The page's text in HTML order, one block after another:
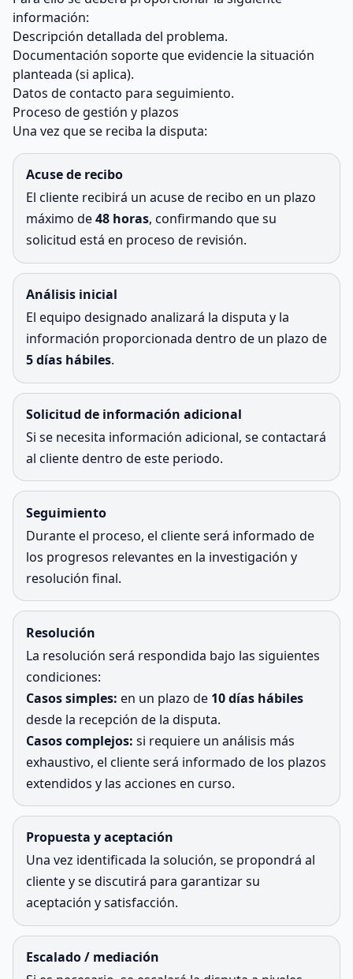
información:
Descripción detallada del problema.
Documentación soporte que evidencie la situación
planteada (si aplica).
Datos de contacto para seguimiento.
Proceso de gestión y plazos
Una vez que se reciba la disputa:
Acuse de recibo
El cliente recibirá un acuse de recibo en un plazo
máximo de48 horas, confirmando que su
solicitud está en proceso de revisión.
Análisis inicial
El equipo designado analizará la disputa y la
información proporcionada dentro de un plazo de
5 días hábiles.
Solicitud de información adicional
Si se necesita información adicional, se contactará
al cliente dentro de este periodo.
Seguimiento
Durante el proceso, el cliente será informado de
los progresos relevantes en la investigación y
resolución final.
Resolución
La resolución será respondida bajo las siguientes
condiciones:
Casos simples: en un plazo de 10 días hábiles
desde la recepción de la disputa.
Casos complejos: si requiere un análisis más
exhaustivo, el cliente será informado de los plazos
extendidos y las acciones en curso.
Propuesta y aceptación
Una vez identificada la solución, se propondrá al
cliente y se discutirá para garantizar su
aceptación y satisfacción.
Escalado / mediación